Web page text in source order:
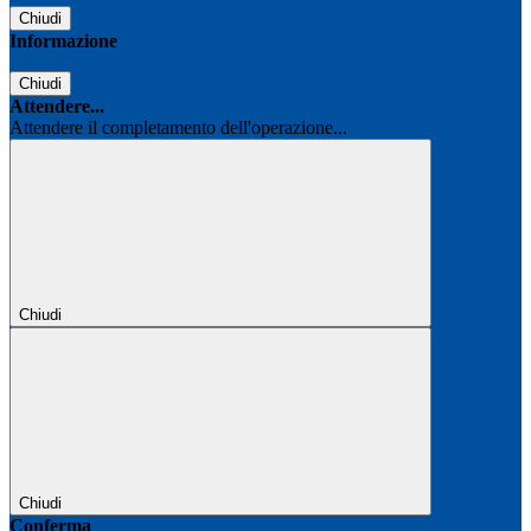
Chiudi
Informazione
Chiudi
Attendere...
Attendere il completamento dell'operazione...
Chiudi
Chiudi
Conferma